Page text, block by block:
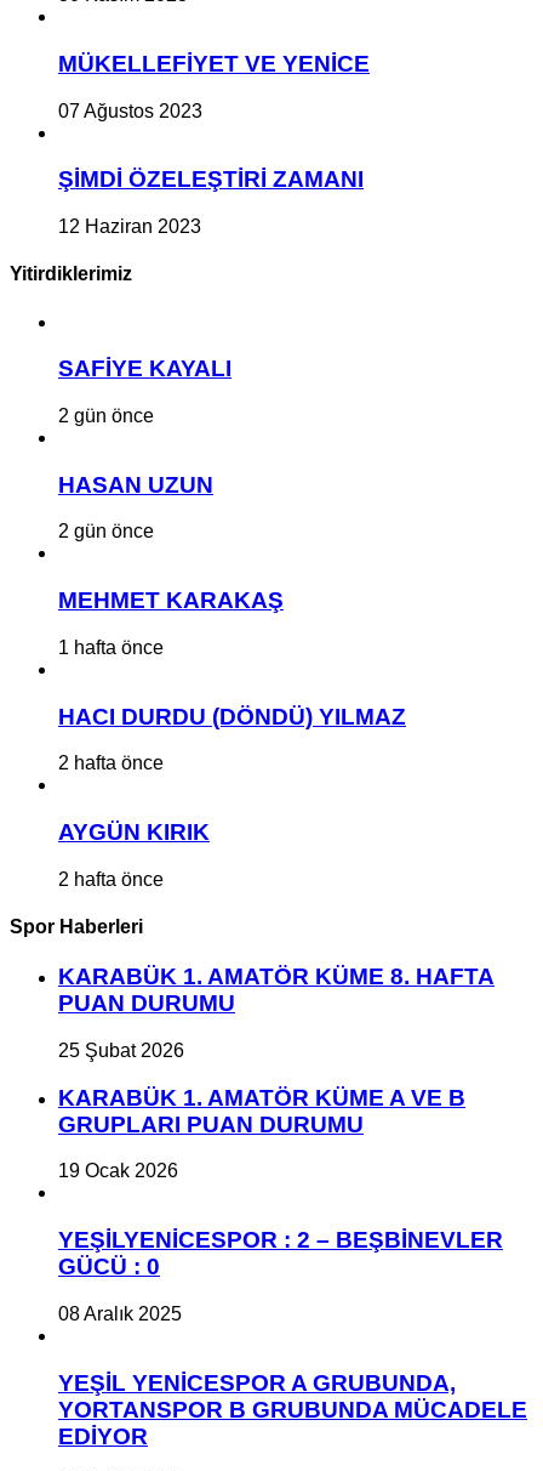
MÜKELLEFİYET VE YENİCE
07 Ağustos 2023
ŞİMDİ ÖZELEŞTİRİ ZAMANI
12 Haziran 2023
Yitirdiklerimiz
SAFİYE KAYALI
2 gün önce
HASAN UZUN
2 gün önce
MEHMET KARAKAŞ
1 hafta önce
HACI DURDU (DÖNDÜ) YILMAZ
2 hafta önce
AYGÜN KIRIK
2 hafta önce
Spor Haberleri
KARABÜK 1. AMATÖR KÜME 8. HAFTA
PUAN DURUMU
25 Şubat 2026
KARABÜK 1. AMATÖR KÜME A VE B
GRUPLARI PUAN DURUMU
19 Ocak 2026
YEŞİLYENİCESPOR : 2 – BEŞBİNEVLER
GÜCÜ : 0
08 Aralık 2025
YEŞİL YENİCESPOR A GRUBUNDA,
YORTANSPOR B GRUBUNDA MÜCADELE
EDİYOR